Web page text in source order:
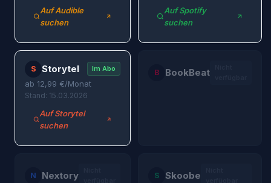
Auf Audible
suchen
Auf Spotify
suchen
S Storytel Im Abo
ab 12,99 €/Monat
Stand: 15.03.2026
Auf Storytel
suchen
B BookBeat
N Nextory S Skoobe